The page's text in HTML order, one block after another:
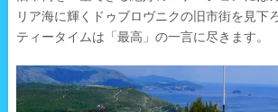
リア海に輝くドゥブロヴニクの旧市街を見下
ティータイムは「最高」の一言に尽きます。